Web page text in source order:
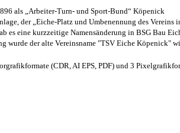
als „Arbeiter-Turn- und Sport-Bund“ Köpenick
der „Eiche-Platz und Umbenennung des Vereins
es eine kurzzeitige Namensänderung in BSG Bau
wurde der alte Vereinsname "TSV Eiche Köpenick"
(CDR, AI EPS, PDF) und 3